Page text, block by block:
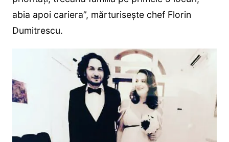
abia apoi cariera”, mărturisește chef Florin
Dumitrescu.